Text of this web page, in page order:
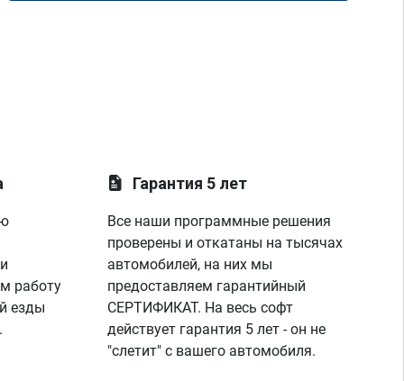
работу
езды
Гарантия 5 лет
Все наши программные решения
проверены и откатаны на тысячах
автомобилей, на них мы
предоставляем гарантийный
СЕРТИФИКАТ. На весь софт
действует гарантия 5 лет - он не
"слетит" с вашего автомобиля.